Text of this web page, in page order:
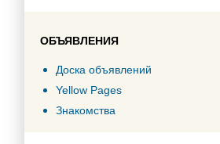
ОБЪЯВЛЕНИЯ
Доска объявлений
Yellow Pages
Знакомства